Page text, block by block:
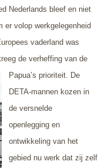
Nederlands bleef en niet
er volop werkgelegenheid
vaderland was
de verheffing van de
Papua’s prioriteit. De
DETA-mannen kozen in
de versnelde
openlegging en
ontwikkeling van het
gebied nu werk dat zij zelf